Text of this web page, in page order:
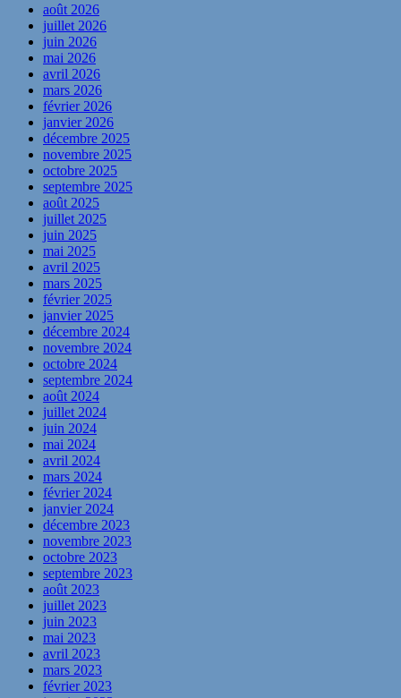
août 2026
juillet 2026
juin 2026
mai 2026
avril 2026
mars 2026
février 2026
janvier 2026
décembre 2025
novembre 2025
octobre 2025
septembre 2025
août 2025
juillet 2025
juin 2025
mai 2025
avril 2025
mars 2025
février 2025
janvier 2025
décembre 2024
novembre 2024
octobre 2024
septembre 2024
août 2024
juillet 2024
juin 2024
mai 2024
avril 2024
mars 2024
février 2024
janvier 2024
décembre 2023
novembre 2023
octobre 2023
septembre 2023
août 2023
juillet 2023
juin 2023
mai 2023
avril 2023
mars 2023
février 2023